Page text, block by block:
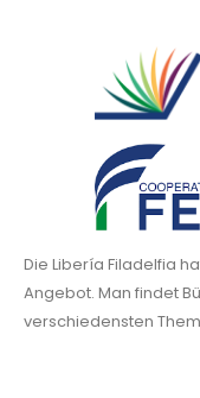
Die Libería Filadelfia
Angebot. Man findet
verschiedensten